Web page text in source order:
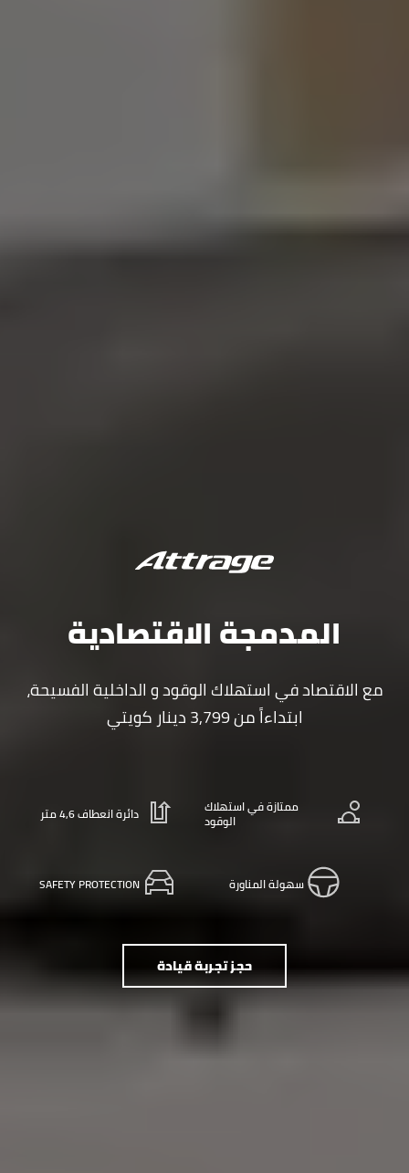
المدمجة الاقتصادية
مع الاقتصاد في استهلاك الوقود و الداخلية الفسيحة،
ابتداءاً من 3,799 دينار كويتي
ممتازة في استهلاك
الوقود دائرة انعطاف 4,6 متر
سهولة المناورة SAFETY PROTECTION
حجز تجربة قيادة